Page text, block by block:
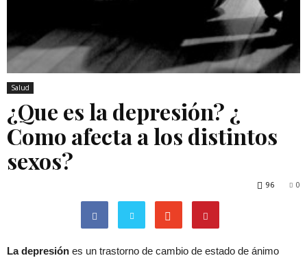
Salud
¿Que es la depresión? ¿
Como afecta a los distintos
sexos?
0
96
La depresión es un trastorno de cambio de estado de ánimo